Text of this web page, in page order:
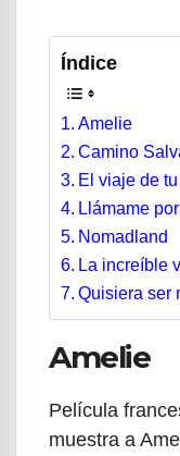
Índice
Amelie
Camino
El viaje de
Llámame
Nomadland
La increíble
Quisiera ser
Amelie
Película
muestra a